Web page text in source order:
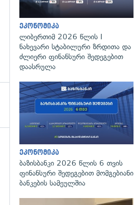
ეკონომიკა
ლიბერთიმ 2026 წლის I
ნახევარი სტაბილური ზრდითა და
ძლიერი ფინანსური შედეგებით
დაასრულა
ეკონომიკა
ბაზისბანკი 2026 წლის 6 თვის
ფინანსური შედეგებით მომგებიანი
ბანკების სამეულშია